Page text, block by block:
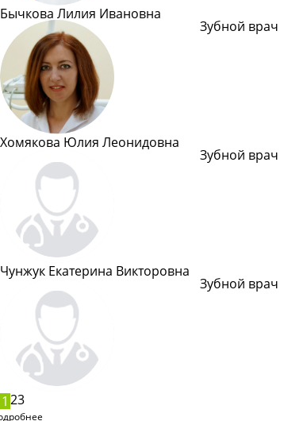
Бычкова Лилия Ивановна
Зубной врач
Хомякова Юлия Леонидовна
Зубной врач
Чунжук Екатерина Викторовна
Зубной врач
1 23